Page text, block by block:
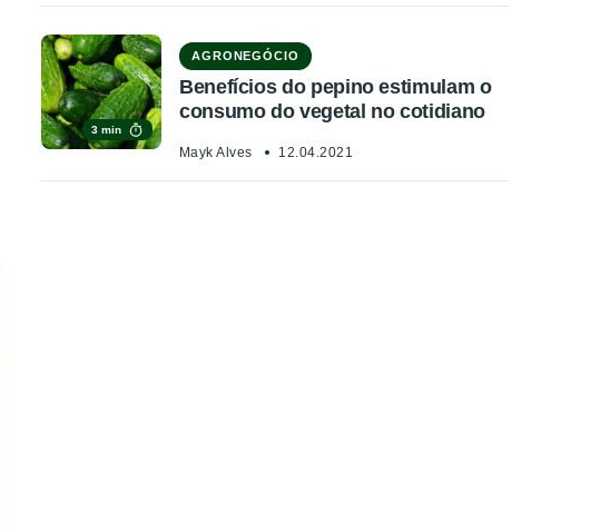
3 min
AGRONEGÓCIO
Benefícios do pepino estimulam o
consumo do vegetal no cotidiano
Mayk Alves 12.04.2021